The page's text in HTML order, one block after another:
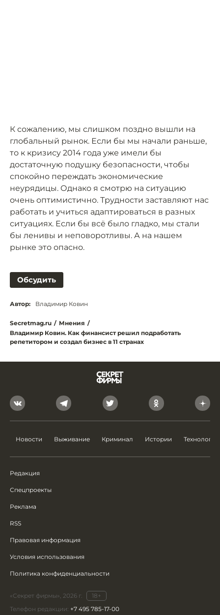
К сожалению, мы слишком поздно вышли на
глобальный рынок. Если бы мы начали раньше,
то к кризису 2014 года уже имели бы
достаточную подушку безопасности, чтобы
спокойно переждать экономические
неурядицы. Однако я смотрю на ситуацию
очень оптимистично. Трудности заставляют нас
работать и учиться адаптироваться в разных
ситуациях. Если бы всё было гладко, мы стали
бы ленивы и неповоротливы. А на нашем
рынке это опасно.
Обсудить
Автор: Владимир Ковин
Secretmag.ru / Мнения /
Владимир Ковин. Как финансист решил подработать
репетитором и создал бизнес в 11 странах
Новости Выживание Криминал Истории Технологии
Редакция
Спецпроекты
Реклама
RSS
Правовая информация
Условия использования
Политика конфиденциальности
«Секрет фирмы», 2026 г.
18+
Телефон редакции: +7 495 785-17-00